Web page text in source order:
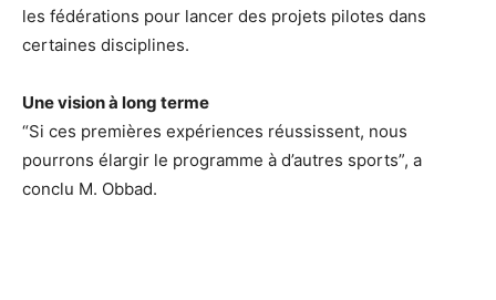
les fédérations pour lancer des projets pilotes dans
certaines disciplines.
Une vision à long terme
“Si ces premières expériences réussissent, nous
pourrons élargir le programme à d’autres sports”, a
conclu M. Obbad.